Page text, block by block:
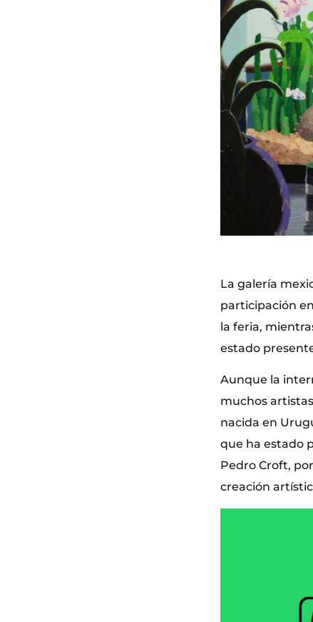
La galería
participación
la feria,
estado
Aunque la
muchos
nacida en
que ha estado
Pedro Croft,
creación